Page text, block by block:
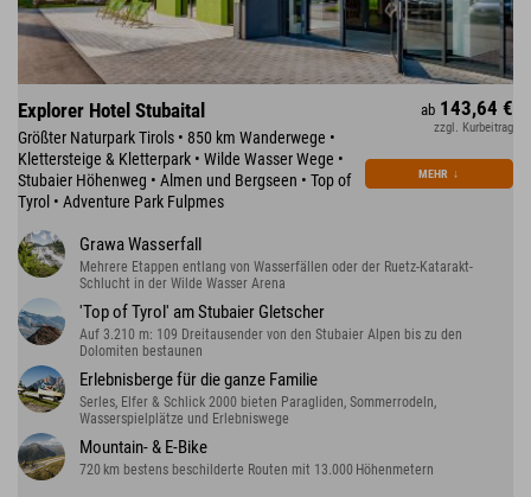
Explorer Hotel Stubaital
Größter Naturpark Tirols • 850 km Wanderwege •
Klettersteige & Kletterpark • Wilde Wasser Wege •
Stubaier Höhenweg • Almen und Bergseen • Top of
Tyrol • Adventure Park Fulpmes
ab 143,64 €
zzgl. Kurbeitrag
MEHR ↓
Grawa Wasserfall
Mehrere Etappen entlang von Wasserfällen oder der Ruetz-Katarakt-
Schlucht in der Wilde Wasser Arena
'Top of Tyrol' am Stubaier Gletscher
Auf 3.210 m: 109 Dreitausender von den Stubaier Alpen bis zu den
Dolomiten bestaunen
Erlebnisberge für die ganze Familie
Serles, Elfer & Schlick 2000 bieten Paragliden, Sommerrodeln,
Wasserspielplätze und Erlebniswege
Mountain- & E-Bike
720 km bestens beschilderte Routen mit 13.000 Höhenmetern